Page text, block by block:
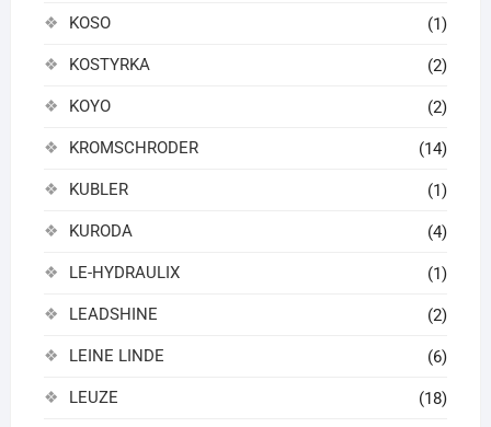
KOSO (1)
KOSTYRKA (2)
KOYO (2)
KROMSCHRODER (14)
KUBLER (1)
KURODA (4)
LE-HYDRAULIX (1)
LEADSHINE (2)
LEINE LINDE (6)
LEUZE (18)